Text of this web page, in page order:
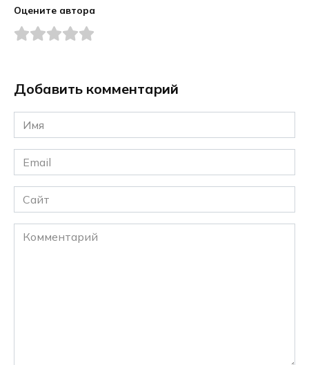
Оцените автора
Добавить комментарий
Имя
*
Email
*
Сайт
Комментарий